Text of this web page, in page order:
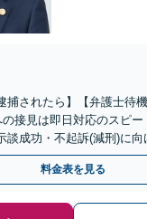
捕されたら】【弁護士待
接見は即日対応のスピー
談成功・不起訴(減刑)に
相談専門】
料金表を見る